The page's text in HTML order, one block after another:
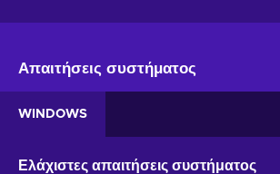
Απαιτήσεις συστήματος
WINDOWS
Ελάχιστες απαιτήσεις συστήματος